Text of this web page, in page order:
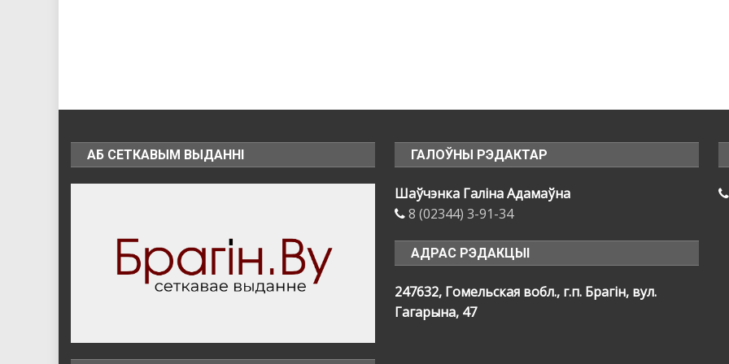
АБ СЕТКАВЫМ ВЫДАННІ ГАЛОЎНЫ РЭДАКТАР
Шаўчэнка Галіна Адамаўна
8 (02344) 3-91-34
АДРАС РЭДАКЦЫІ
247632, Гомельская вобл., г.п. Брагін, вул.
Гагарына, 47